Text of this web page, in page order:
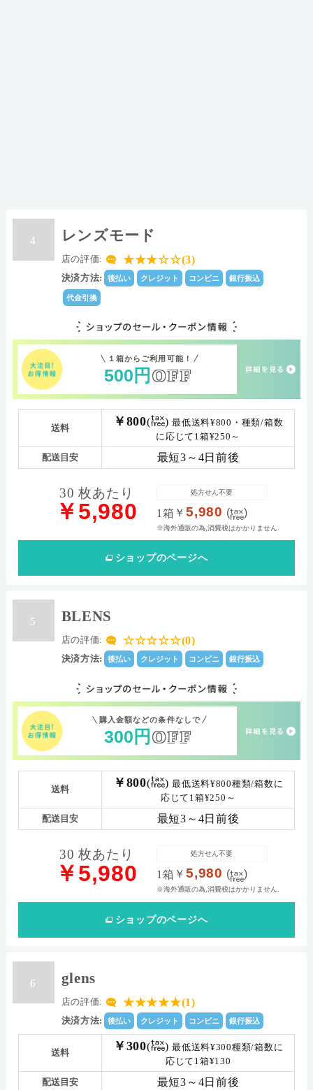
4 レンズモード
店の評価: ★★★☆☆(3)
決済方法: 後払い クレジット コンビニ 銀行振込
代金引換
１箱からご利用可能！
500 円 OFF
送料 ￥800( )最低送料¥800・種類/箱数
に応じて1箱¥250～
配送目安 最短3～4日前後
30 枚あたり
￥5,980 1箱 ￥5,980 ( )
※海外通販の為,消費税はかかりません.
処方せん不要
ショップのページへ
5 BLENS
店の評価: ☆☆☆☆☆(0)
決済方法: 後払い クレジット コンビニ 銀行振込
購入金額などの条件なしで
300 円 OFF
送料 ￥800( )最低送料¥800種類/箱数に
応じて1箱¥250～
配送目安 最短3～4日前後
30 枚あたり
￥5,980 1箱 ￥5,980 ( )
※海外通販の為,消費税はかかりません.
処方せん不要
ショップのページへ
6 glens
店の評価: ★★★★★(1)
決済方法: 後払い クレジット コンビニ 銀行振込
送料 ￥300( )最低送料¥300種類/箱数に
応じて1箱¥130
配送目安 最短3～4日前後